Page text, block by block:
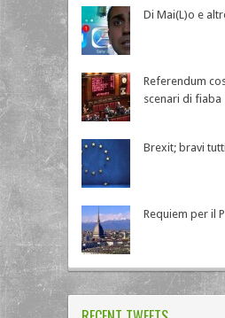
Di Mai(L)o e
Referendum
scenari di fiaba
Brexit; bravi
Requiem per il